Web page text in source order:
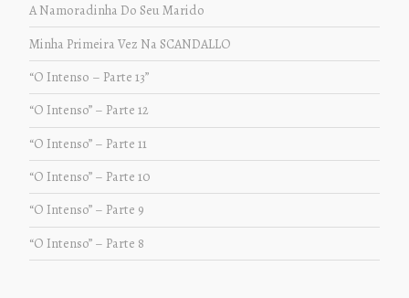
A Namoradinha Do Seu Marido
Minha Primeira Vez Na SCANDALLO
“O Intenso – Parte 13”
“O Intenso” – Parte 12
“O Intenso” – Parte 11
“O Intenso” – Parte 10
“O Intenso” – Parte 9
“O Intenso” – Parte 8